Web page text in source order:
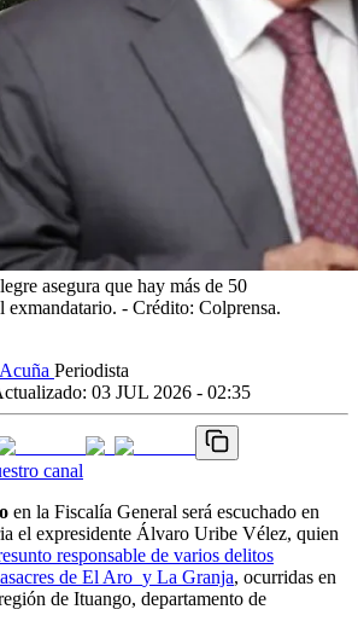
asegura que hay más de 50
exmandatario. - Crédito: Colprensa.
Periodista
03 JUL 2026 - 02:35
canal
en la Fiscalía General será escuchado en
el expresidente Álvaro Uribe Vélez, quien
responsable de varios delitos
de El Aro y La Granja, ocurridas en
de Ituango, departamento de